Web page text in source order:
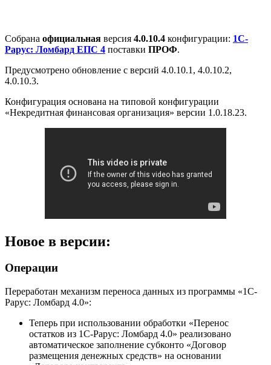
Собрана официальная версия 4.0.10.4 конфигурации: 1С-
Рарус: Ломбард ЕПС 4 поставки ПРОФ.
Предусмотрено обновление с версий 4.0.10.1, 4.0.10.2,
4.0.10.3.
Конфигурация основана на типовой конфигурации
«Некредитная финансовая организация» версии 1.0.18.23.
Новое в версии:
Операции
Переработан механизм переноса данных из программы «1С-
Рарус: Ломбард 4.0»:
Теперь при использовании обработки «Перенос
остатков из 1С-Рарус: Ломбард 4.0» реализовано
автоматическое заполнение субконто «Договор
размещения денежных средств» на основании